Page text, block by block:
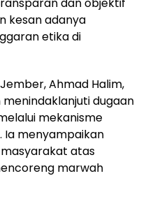
kesan adanya
etika di
Ahmad Halim,
dugaan
mekanisme
Ia menyampaikan
atas
marwah